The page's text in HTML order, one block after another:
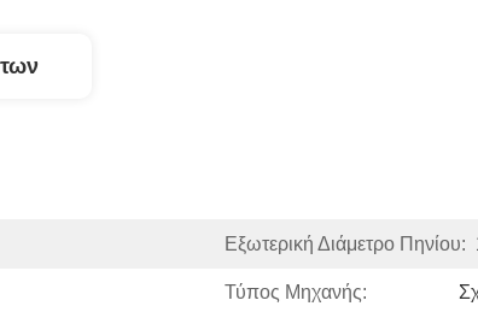
Εξωτερική Διάμετρο Πηνίου:
Τύπος Μηχανής: